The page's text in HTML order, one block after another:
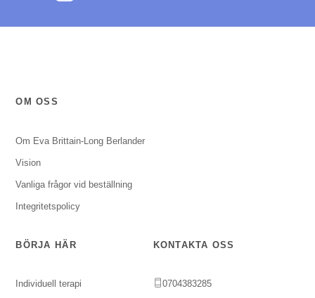
OM OSS
Om Eva Brittain-Long Berlander
Vision
Vanliga frågor vid beställning
Integritetspolicy
BÖRJA HÄR
Individuell terapi
KONTAKTA OSS
0704383285